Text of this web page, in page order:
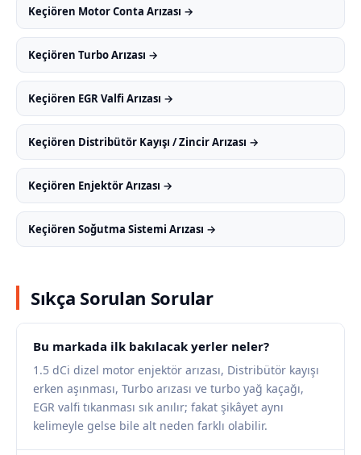
Keçiören Motor Conta Arızası →
Keçiören Turbo Arızası →
Keçiören EGR Valfi Arızası →
Keçiören Distribütör Kayışı / Zincir Arızası →
Keçiören Enjektör Arızası →
Keçiören Soğutma Sistemi Arızası →
Sıkça Sorulan Sorular
Bu markada ilk bakılacak yerler neler?
1.5 dCi dizel motor enjektör arızası, Distribütör kayışı
erken aşınması, Turbo arızası ve turbo yağ kaçağı,
EGR valfi tıkanması sık anılır; fakat şikâyet aynı
kelimeyle gelse bile alt neden farklı olabilir.